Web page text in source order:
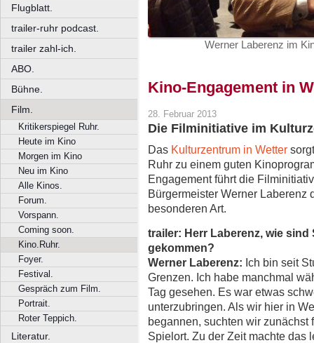
Flugblatt.
trailer-ruhr podcast.
trailer zahl-ich.
ABO.
Bühne.
Film.
Kritikerspiegel Ruhr.
Heute im Kino
Morgen im Kino
Neu im Kino
Alle Kinos.
Forum.
Vorspann.
Coming soon.
Kino.Ruhr.
Foyer.
Festival.
Gespräch zum Film.
Portrait.
Roter Teppich.
Literatur.
Werner Laberenz im
Kino-Engagement in
28. Februar 2013
Die Filminitiative im
Das Kulturzentrum in Wetter
Ruhr zu einem guten
Engagement führt die
Bürgermeister Werner Laberenz
besonderen Art.
trailer: Herr Laberenz, wie
gekommen?
Werner Laberenz: Ich bin seit
Grenzen. Ich habe manchmal
Tag gesehen. Es war etwas
unterzubringen. Als wir hier in
begannen, suchten wir
Spielort. Zu der Zeit machte das